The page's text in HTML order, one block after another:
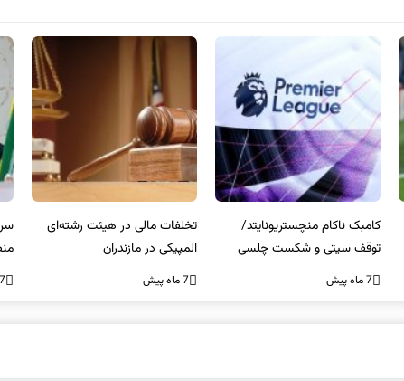
کامبک ناکام منچستریونایتد/
توقف سیتی و شکست چلسی
7 ماه پیش
تخلفات مالی در هیئت رشته‌ای
المپیکی در مازندران
7 ماه پیش 7 ماه پیش